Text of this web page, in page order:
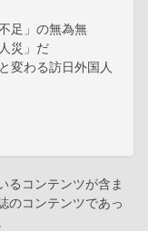
足」の無為無
災」だ
変わる訪日外国人
るコンテンツが含ま
のコンテンツであっ